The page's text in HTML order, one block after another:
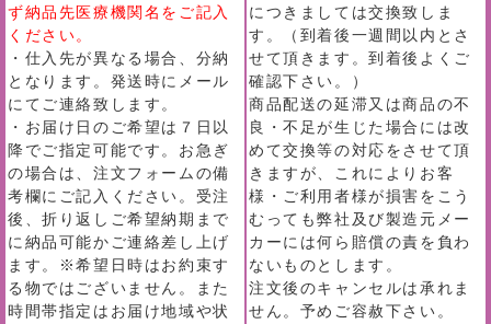
ず納品先医療機関名をご記入
ください。
・仕入先が異なる場合、分納
となります。発送時にメール
にてご連絡致します。
・お届け日のご希望は７日以
降でご指定可能です。お急ぎ
の場合は、注文フォームの備
考欄にご記入ください。受注
後、折り返しご希望納期まで
に納品可能かご連絡差し上げ
ます。※希望日時はお約束す
る物ではございません。また
時間帯指定はお届け地域や状
につきましては交換致しま
す。（到着後一週間以内とさ
せて頂きます。到着後よくご
確認下さい。）
商品配送の延滞又は商品の不
良・不足が生じた場合には改
めて交換等の対応をさせて頂
きますが、これによりお客
様・ご利用者様が損害をこう
むっても弊社及び製造元メー
カーには何ら賠償の責を負わ
ないものとします。
注文後のキャンセルは承れま
せん。予めご容赦下さい。